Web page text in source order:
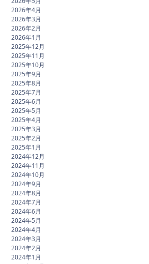
2026年4月
2026年3月
2026年2月
2026年1月
2025年12月
2025年11月
2025年10月
2025年9月
2025年8月
2025年7月
2025年6月
2025年5月
2025年4月
2025年3月
2025年2月
2025年1月
2024年12月
2024年11月
2024年10月
2024年9月
2024年8月
2024年7月
2024年6月
2024年5月
2024年4月
2024年3月
2024年2月
2024年1月